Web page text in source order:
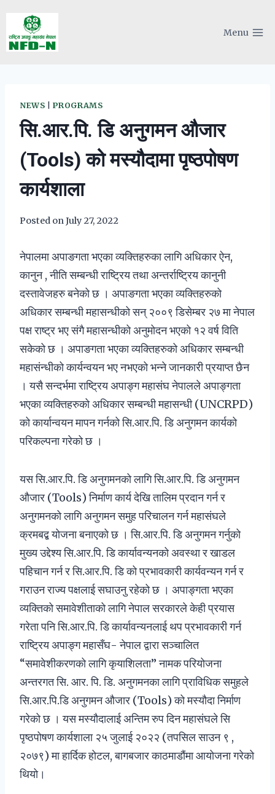
content
Menu
NEWS |PROGRAMS
सि.आर.पि. डि अनुगमन औजार
(Tools) को मस्यौदामा पृष्ठपोषण
कार्यशाला
Posted onJuly 27, 2022
नेपालमा अपाङगता भएका व्यक्तिहरुका लागि अधिकार ऐन,
कानुन , नीति सम्बन्धी राष्ट्रिय तथा अन्तर्राष्ट्रिय कानुनी
दस्तावेजहरु बनेको छ । अपाङगता भएका व्यक्तिहरुको
अधिकार सम्बन्धी महासन्धीको सन् २००९ डिसेम्बर २७ मा नेपाल
पक्ष राष्ट्र भए संगै महासन्धीको अनुमोदन भएको १२ वर्ष विति
सकेको छ । अपाङगता भएका व्यक्तिहरुको अधिकार सम्बन्धी
महासंन्धीको कार्यन्वयन भए नभएको भन्ने जानकारी प्रयाप्त छैन
। यसै सन्दर्भमा राष्ट्रिय अपाङ्ग महासंघ नेपालले अपाङ्गता
भएका व्यक्तिहरुको अधिकार सम्बन्धी महासन्धी (UNCRPD)
को कार्यान्वयन मापन गर्नको सि.आर.पि. डि अनुगमन कार्यको
परिकल्पना गरेको छ ।
यस सि.आर.पि. डि अनुगमनको लागि सि.आर.पि. डि अनुगमन
औजार (Tools) निर्माण कार्य देखि तालिम प्रदान गर्न र
अनुगमनको लागि अनुगमन समुह परिचालन गर्न महासंघले
क्रमबद्ब योजना बनाएको छ । सि.आर.पि. डि अनुगमन गर्नुको
मुख्य उद्देश्य सि.आर.पि. डि कार्यावन्यनको अवस्था र खाडल
पहिचान गर्न र सि.आर.पि. डि को प्रभावकारी कार्यवन्यन गर्न र
गराउन राज्य पक्षलाई सघाउनु रहेको छ । अपाङ्गता भएका
व्यक्तिको समावेशीताको लागि नेपाल सरकारले केही प्रयास
गरेता पनि सि.आर.पि. डि कार्यावन्यनलाई थप प्रभावकारी गर्न
राष्ट्रिय अपाङ्ग महासँघ- नेपाल द्वारा सञ्चालित
“समावेशीकरणको लागि कृयाशिलता” नामक परियोजना
अन्तरगत सि. आर. पि. डि. अनुगमनका लागि प्राविधिक समुहले
सि.आर.पि.डि अनुगमन औजार (Tools) को मस्यौदा निर्माण
गरेको छ । यस मस्यौदालाई अन्तिम रुप दिन महासंघले सि
पृष्ठपोषण कार्यशाला २५ जुलाई २०२२ (तपसिल साउन ९ ,
२०७९) मा हार्दिक होटल, बागबजार काठमाडौंमा आयोजना गरेको
थियो।